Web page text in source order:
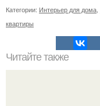
Категории: Интерьер для дома
квартиры
Читайте также